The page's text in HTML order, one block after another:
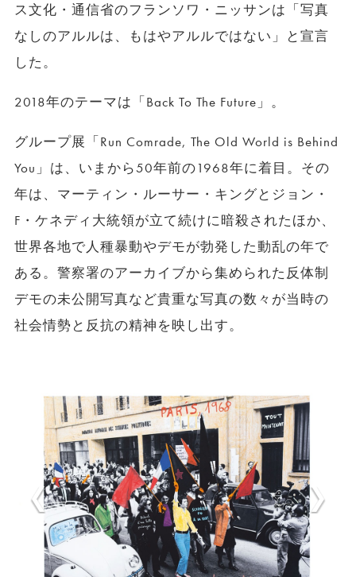
ス文化・通信省のフランソワ・ニッサンは「写真
なしのアルルは、もはやアルルではない」と宣言
した。
2018年のテーマは「Back To The Future」。
グループ展「Run Comrade, The Old World is Behind
You」は、いまから50年前の1968年に着目。その
年は、マーティン・ルーサー・キングとジョン・
F・ケネディ大統領が立て続けに暗殺されたほか、
世界各地で人種暴動やデモが勃発した動乱の年で
ある。警察署のアーカイブから集められた反体制
デモの未公開写真など貴重な写真の数々が当時の
社会情勢と反抗の精神を映し出す。